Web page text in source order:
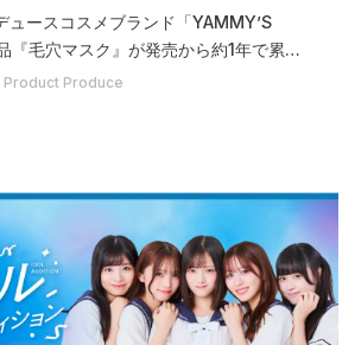
ュースコスメブランド「YAMMY’S
『毛穴マスク』が発売から約1年で累計
破いたしました
Product Produce